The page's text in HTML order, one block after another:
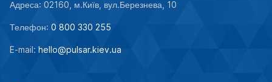
Адреса: 02160, м.Київ, вул.Березнева, 10
Телефон: 0 800 330 255
E-mail: hello@pulsar.kiev.ua